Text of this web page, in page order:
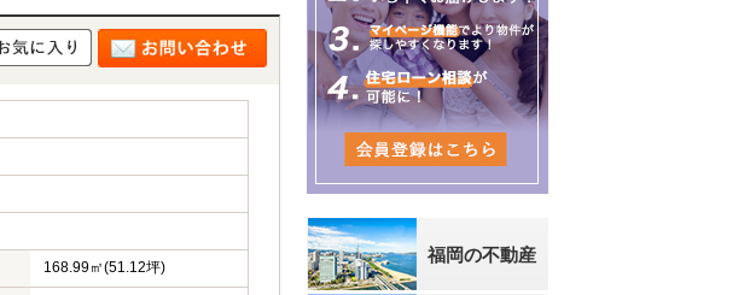
168.99㎡(51.12坪)
福岡の不動産